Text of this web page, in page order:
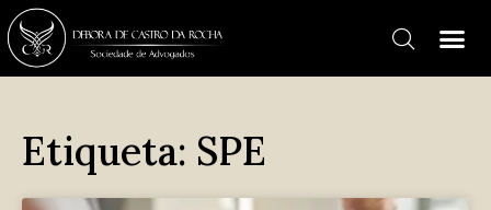
Etiqueta: SPE